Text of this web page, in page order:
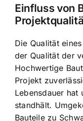
Einfluss von
Die Qualität
der Qualität der
Hochwertige
Projekt
Lebensdauer hat
standhält.
Bauteile zu